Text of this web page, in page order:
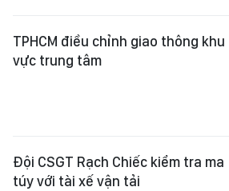
TPHCM điều chỉnh giao thông khu
vực trung tâm
Đội CSGT Rạch Chiếc kiểm tra ma
túy với tài xế vận tải